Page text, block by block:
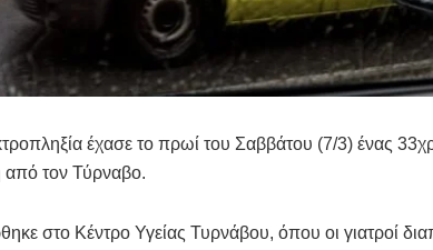
έχασε το πρωί του Σαββάτου (7/3) ένας
τον Τύρναβο.
στο Κέντρο Υγείας Τυρνάβου, όπου οι γιατροί